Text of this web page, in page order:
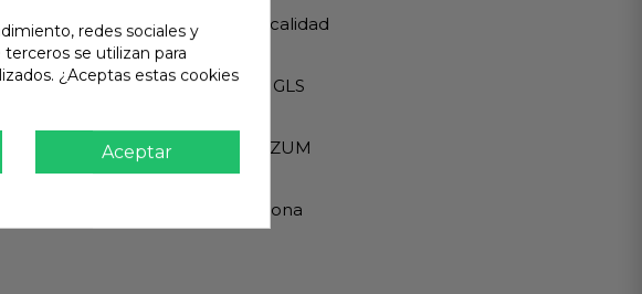
Productos de Máxima calidad
Envío Rápido
Envios Internacionales GLS
Pago Seguro
TARJETA - PAYPAL - BIZUM
Te atendemos en persona
redes sociales y
se utilizan para
¿Aceptas estas cookies
Aceptar